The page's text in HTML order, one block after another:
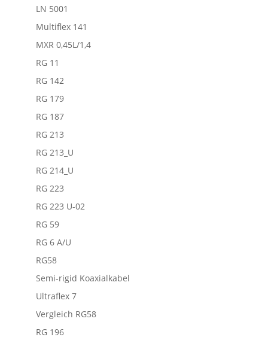
LN 5001
Multiflex 141
MXR 0,45L/1,4
RG 11
RG 142
RG 179
RG 187
RG 213
RG 213_U
RG 214_U
RG 223
RG 223 U-02
RG 59
RG 6 A/U
RG58
Semi-rigid Koaxialkabel
Ultraflex 7
Vergleich RG58
RG 196